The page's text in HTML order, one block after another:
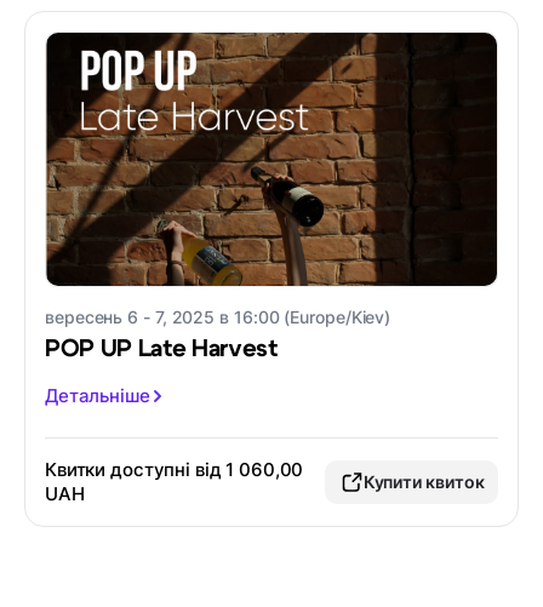
вересень 6 - 7, 2025 в 16:00 (Europe/Kiev)
POP UP Late Harvest
Детальніше
Квитки доступні від 1 060,00
UAH
Купити квиток